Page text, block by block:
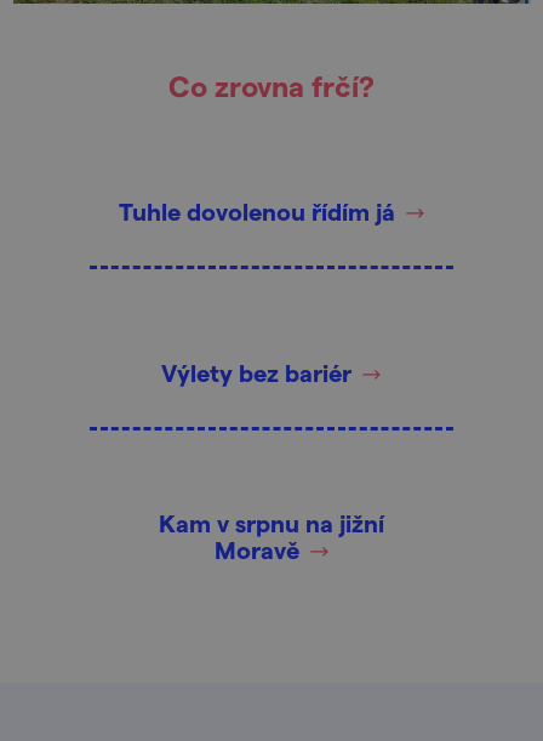
Co zrovna frčí?
Tuhle dovolenou řídím já
Výlety bez bariér
Kam v srpnu na jižní
Moravě